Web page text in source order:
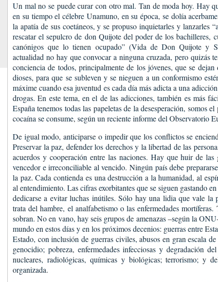
Un mal no se puede curar con otro mal. Tan de moda hoy. Hay
en su tiempo el célebre Unamuno, en su época, se dolía
la apatía de sus coetáneos, y se propuso inquietarles y lanzarles
rescatar el sepulcro de don Quijote del poder de los bachilleres,
canónigos que lo tienen ocupado” (Vida de Don Quijote y
actualidad no hay que convocar a ninguna cruzada, pero quizás
conciencia de todos, principalmente de los jóvenes, que se
dioses, para que se subleven y se nieguen a un conformismo
máxime cuando esa juventud es cada día más adicta a una
drogas. En este tema, en el de las adicciones, también es más
España tenemos todas las papeletas de la desesperación, somos
cocaína se consume, según un reciente informe del Observatorio
De igual modo, anticiparse o impedir que los conflictos se
Preservar la paz, defender los derechos y la libertad de las
acuerdos y cooperación entre las naciones. Hay que huir de las
vencedor e irreconciliable al vencido. Ningún país debe
la paz. Cada contienda es una destrucción a la humanidad, al
al entendimiento. Las cifras exorbitantes que se siguen gastando
dedicarse a evitar luchas inútiles. Sólo hay una lidia que vale la
trata del hambre, el analfabetismo o las enfermedades mortíferas.
sobran. No en vano, hay seis grupos de amenazas –según la
mundo en estos días y en los próximos decenios: guerras entre
Estado, con inclusión de guerras civiles, abusos en gran escala
genocidio; pobreza, enfermedades infecciosas y degradación
nucleares, radiológicas, químicas y biológicas; terrorismo; y
organizada.